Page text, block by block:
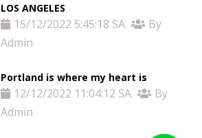
LOS ANGELES
15/12/2022 5:45:18 SA
By
Admin
Portland is where my heart is
12/12/2022 11:04:12 SA
By
Admin